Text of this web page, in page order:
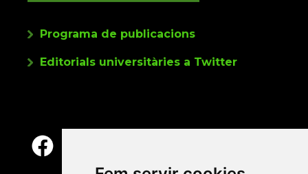
Programa de publicacions
Editorials universitàries a Twitter